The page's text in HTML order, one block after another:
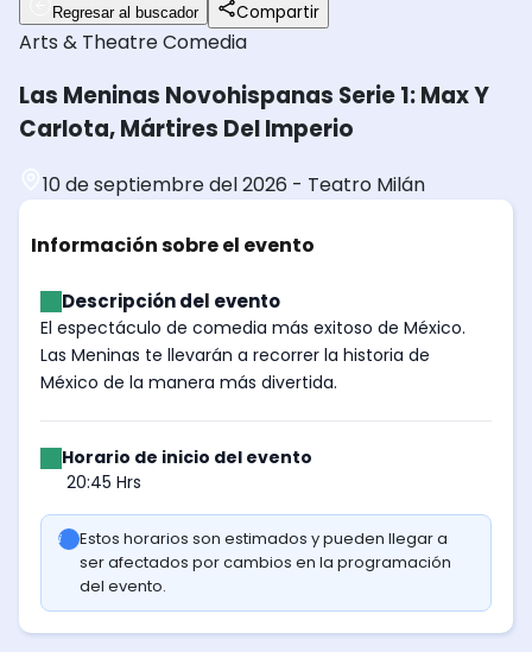
Regresar al buscador Compartir
Arts & TheatreComedia
Las Meninas Novohispanas Serie 1: Max Y
Carlota, Mártires Del Imperio
10 de septiembre del 2026 - Teatro Milán
Información sobre el evento
Descripción del evento
El espectáculo de comedia más exitoso de México.
Las Meninas te llevarán a recorrer la historia de
México de la manera más divertida.
Horario de inicio del evento
20:45 Hrs
Estos horarios son estimados y pueden llegar a
ser afectados por cambios en la programación
del evento.